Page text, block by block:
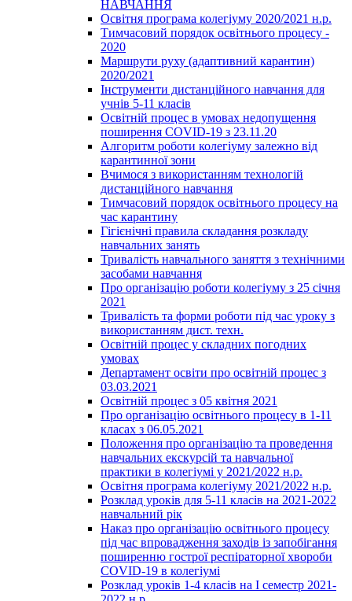
НАВЧАННЯ
Освітня програма колегіуму 2020/2021 н.р.
Тимчасовий порядок освітнього процесу -
2020
Маршрути руху (адаптивний карантин)
2020/2021
Інструменти дистанційного навчання для
учнів 5-11 класів
Освітній процес в умовах недопущення
поширення COVID-19 з 23.11.20
Алгоритм роботи колегіуму залежно від
карантинної зони
Вчимося з використанням технологій
дистанційного навчання
Тимчасовий порядок освітнього процесу на
час карантину
Гігієнічні правила складання розкладу
навчальних занять
Тривалість навчального заняття з технічними
засобами навчання
Про організацію роботи колегіуму з 25 січня
2021
Тривалість та форми роботи під час уроку з
використанням дист. техн.
Освітній процес у складних погодних
умовах
Департамент освіти про освітній процес з
03.03.2021
Освітній процес з 05 квітня 2021
Про організацію освітнього процесу в 1-11
класах з 06.05.2021
Положення про організацію та проведення
навчальних екскурсій та навчальної
практики в колегіумі у 2021/2022 н.р.
Освітня програма колегіуму 2021/2022 н.р.
Розклад уроків для 5-11 класів на 2021-2022
навчальний рік
Наказ про організацію освітнього процесу
під час впровадження заходів із запобігання
поширенню гострої респіраторної хвороби
COVID-19 в колегіумі
Розклад уроків 1-4 класів на І семестр 2021-